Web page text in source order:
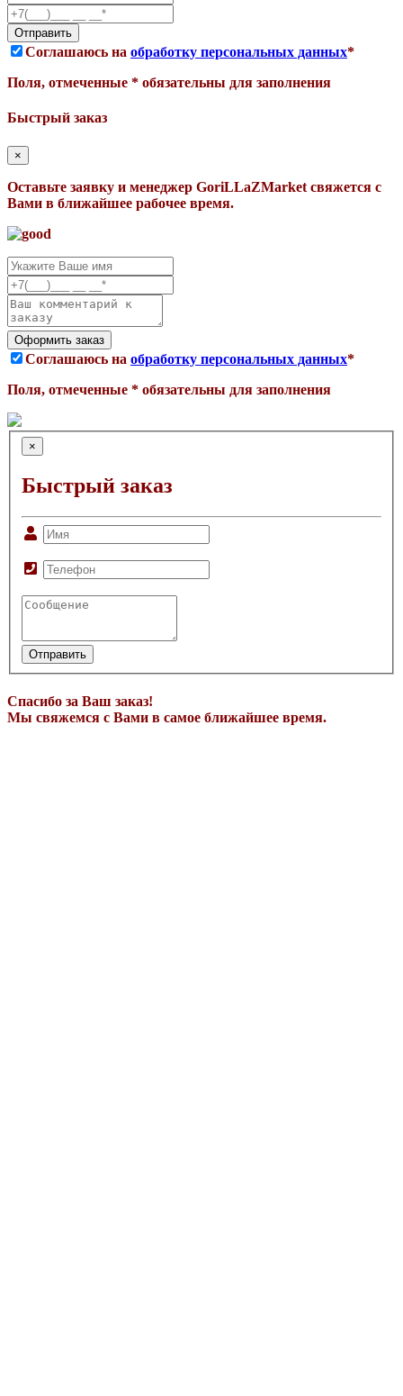
Соглашаюсь на обработку персональных данных*
Поля, отмеченные * обязательны для заполнения
Быстрый заказ
×
Оставьте заявку и менеджер GoriLLaZMarket свяжется с
Вами в ближайшее рабочее время.
Соглашаюсь на обработку персональных данных*
Поля, отмеченные * обязательны для заполнения
×
Быстрый заказ
Отправить
Спасибо за Ваш заказ!
Мы свяжемся с Вами в самое ближайшее время.